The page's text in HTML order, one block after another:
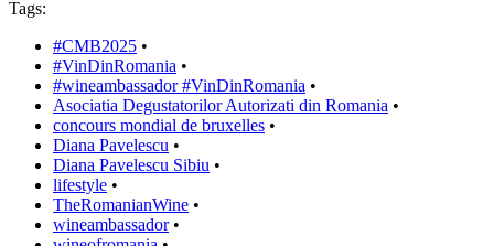
Tags:
#CMB2025 •
#VinDinRomania •
#wineambassador #VinDinRomania •
Asociatia Degustatorilor Autorizati din Romania •
concours mondial de bruxelles •
Diana Pavelescu •
Diana Pavelescu Sibiu •
lifestyle •
TheRomanianWine •
wineambassador•